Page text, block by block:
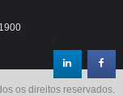
.
os direitos reservados.